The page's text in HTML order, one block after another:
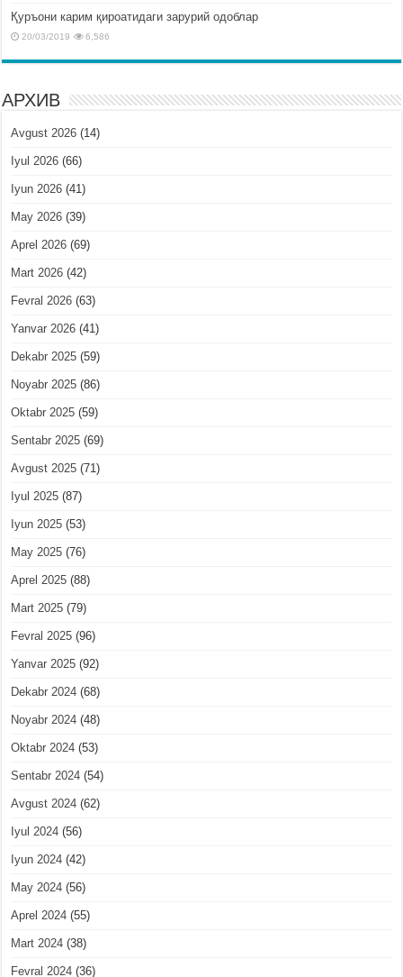
Қуръони карим қироатидаги зарурий одоблар
20/03/2019 6,586
АРХИВ
Avgust 2026 (14)
Iyul 2026 (66)
Iyun 2026 (41)
May 2026 (39)
Aprel 2026 (69)
Mart 2026 (42)
Fevral 2026 (63)
Yanvar 2026 (41)
Dekabr 2025 (59)
Noyabr 2025 (86)
Oktabr 2025 (59)
Sentabr 2025 (69)
Avgust 2025 (71)
Iyul 2025 (87)
Iyun 2025 (53)
May 2025 (76)
Aprel 2025 (88)
Mart 2025 (79)
Fevral 2025 (96)
Yanvar 2025 (92)
Dekabr 2024 (68)
Noyabr 2024 (48)
Oktabr 2024 (53)
Sentabr 2024 (54)
Avgust 2024 (62)
Iyul 2024 (56)
Iyun 2024 (42)
May 2024 (56)
Aprel 2024 (55)
Mart 2024 (38)
Fevral 2024 (36)